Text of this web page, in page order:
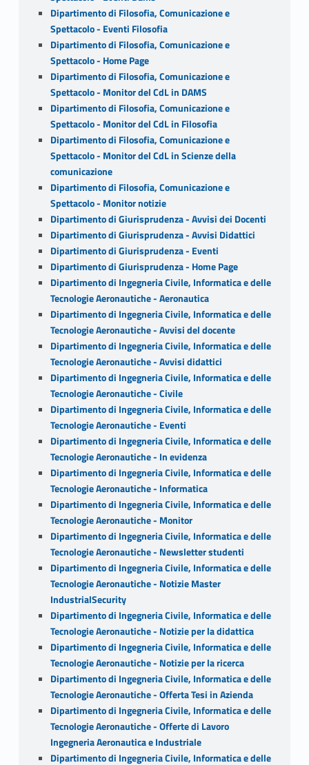
Dipartimento di Filosofia, Comunicazione e
Spettacolo - Eventi Filosofia
Dipartimento di Filosofia, Comunicazione e
Spettacolo - Home Page
Dipartimento di Filosofia, Comunicazione e
Spettacolo - Monitor del CdL in DAMS
Dipartimento di Filosofia, Comunicazione e
Spettacolo - Monitor del CdL in Filosofia
Dipartimento di Filosofia, Comunicazione e
Spettacolo - Monitor del CdL in Scienze della
comunicazione
Dipartimento di Filosofia, Comunicazione e
Spettacolo - Monitor notizie
Dipartimento di Giurisprudenza - Avvisi dei Docenti
Dipartimento di Giurisprudenza - Avvisi Didattici
Dipartimento di Giurisprudenza - Eventi
Dipartimento di Giurisprudenza - Home Page
Dipartimento di Ingegneria Civile, Informatica e delle
Tecnologie Aeronautiche - Aeronautica
Dipartimento di Ingegneria Civile, Informatica e delle
Tecnologie Aeronautiche - Avvisi del docente
Dipartimento di Ingegneria Civile, Informatica e delle
Tecnologie Aeronautiche - Avvisi didattici
Dipartimento di Ingegneria Civile, Informatica e delle
Tecnologie Aeronautiche - Civile
Dipartimento di Ingegneria Civile, Informatica e delle
Tecnologie Aeronautiche - Eventi
Dipartimento di Ingegneria Civile, Informatica e delle
Tecnologie Aeronautiche - In evidenza
Dipartimento di Ingegneria Civile, Informatica e delle
Tecnologie Aeronautiche - Informatica
Dipartimento di Ingegneria Civile, Informatica e delle
Tecnologie Aeronautiche - Monitor
Dipartimento di Ingegneria Civile, Informatica e delle
Tecnologie Aeronautiche - Newsletter studenti
Dipartimento di Ingegneria Civile, Informatica e delle
Tecnologie Aeronautiche - Notizie Master
IndustrialSecurity
Dipartimento di Ingegneria Civile, Informatica e delle
Tecnologie Aeronautiche - Notizie per la didattica
Dipartimento di Ingegneria Civile, Informatica e delle
Tecnologie Aeronautiche - Notizie per la ricerca
Dipartimento di Ingegneria Civile, Informatica e delle
Tecnologie Aeronautiche - Offerta Tesi in Azienda
Dipartimento di Ingegneria Civile, Informatica e delle
Tecnologie Aeronautiche - Offerte di Lavoro
Ingegneria Aeronautica e Industriale
Dipartimento di Ingegneria Civile, Informatica e delle